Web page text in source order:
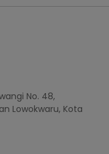
No. 48,
Lowokwaru, Kota